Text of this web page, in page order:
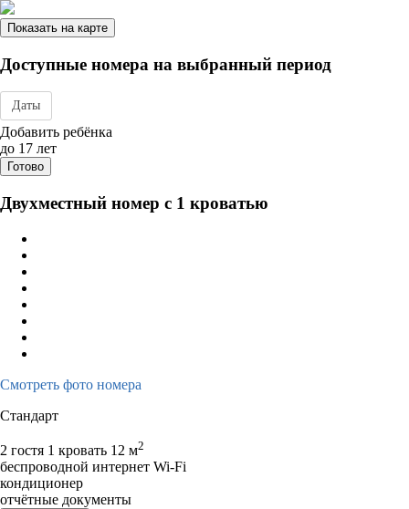
Показать на карте
Доступные номера на выбранный период
Даты
Дата заезда - отъезда
Добавить ребёнка
до 17 лет
Готово
Двухместный номер с 1 кроватью
Смотреть фото номера
Стандарт
2 гостя 1 кровать 12 м2
беспроводной интернет Wi-Fi
кондиционер
отчётные документы